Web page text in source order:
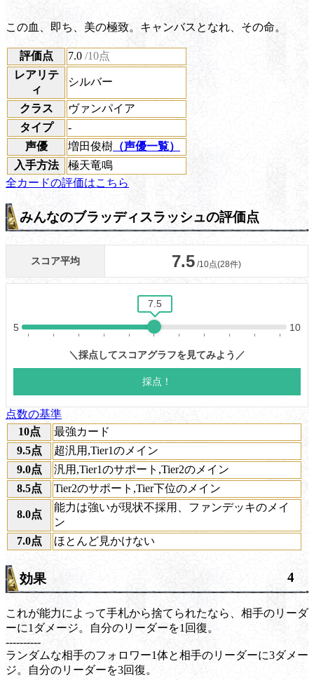
この血、即ち、美の極致。キャンバスとなれ、その命。
評価点 7.0 /10点
レアリテ
ィ
シルバー
クラス
ヴァンパイア
タイプ
-
声優
増田俊樹 （声優一覧）
入手方法
極天竜鳴
全カードの評価はこちら
みんなのブラッディスラッシュの評価点
点数の基準
10点
最強カード
9.5点
超汎用,Tier1のメイン
9.0点
汎用,Tier1のサポート,Tier2のメイン
8.5点
Tier2のサポート,Tier下位のメイン
8.0点
能力は強いが現状不採用、ファンデッキのメイ
ン
7.0点
ほとんど見かけない
効果 4
これが能力によって手札から捨てられたなら、相手のリーダ
ーに1ダメージ。自分のリーダーを1回復。
----------
ランダムな相手のフォロワー1体と相手のリーダーに3ダメー
ジ。自分のリーダーを3回復。